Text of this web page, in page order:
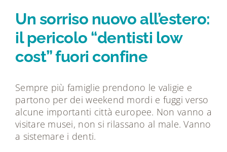
Dicono di noi
Contatti
Un sorriso nuovo all’estero:
il pericolo “dentisti low
cost” fuori confine
Sempre più famiglie prendono le valigie e
partono per dei weekend mordi e fuggi verso
alcune importanti città europee. Non vanno a
visitare musei, non si rilassano al male. Vanno
a sistemare i denti.